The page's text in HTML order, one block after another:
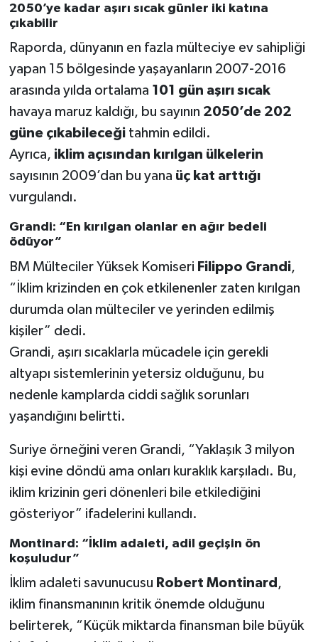
2050’ye kadar aşırı sıcak günler iki katına
çıkabilir
Raporda, dünyanın en fazla mülteciye ev sahipliği
yapan 15 bölgesinde yaşayanların 2007-2016
arasında yılda ortalama 101 gün aşırı sıcak
havaya maruz kaldığı, bu sayının 2050’de 202
güne çıkabileceğitahmin edildi.
Ayrıca, iklim açısından kırılgan ülkelerin
sayısının 2009’dan bu yana üç kat arttığı
vurgulandı.
Grandi: “En kırılgan olanlar en ağır bedeli
ödüyor”
BM Mülteciler Yüksek Komiseri Filippo Grandi,
“İklim krizinden en çok etkilenenler zaten kırılgan
durumda olan mülteciler ve yerinden edilmiş
kişiler” dedi.
Grandi, aşırı sıcaklarla mücadele için gerekli
altyapı sistemlerinin yetersiz olduğunu, bu
nedenle kamplarda ciddi sağlık sorunları
yaşandığını belirtti.
Suriye örneğini veren Grandi, “Yaklaşık 3 milyon
kişi evine döndü ama onları kuraklık karşıladı. Bu,
iklim krizinin geri dönenleri bile etkilediğini
gösteriyor” ifadelerini kullandı.
Montinard: “İklim adaleti, adil geçişin ön
koşuludur”
İklim adaleti savunucusu Robert Montinard ,
iklim finansmanının kritik önemde olduğunu
belirterek, “Küçük miktarda finansman bile büyük